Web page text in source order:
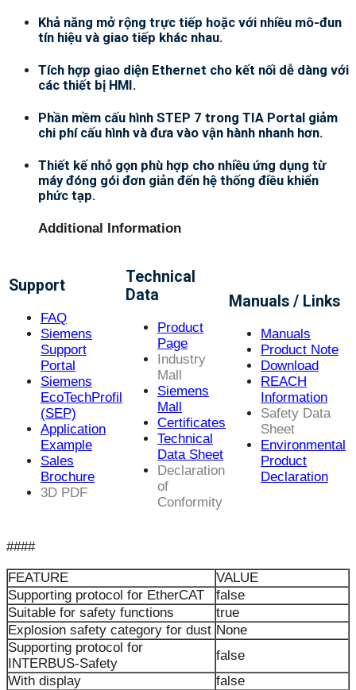
Khả năng mở rộng trực tiếp hoặc với nhiều mô-đun
tín hiệu và giao tiếp khác nhau.
Tích hợp giao diện Ethernet cho kết nối dễ dàng với
các thiết bị HMI.
Phần mềm cấu hình STEP 7 trong TIA Portal giảm
chi phí cấu hình và đưa vào vận hành nhanh hơn.
Thiết kế nhỏ gọn phù hợp cho nhiều ứng dụng từ
máy đóng gói đơn giản đến hệ thống điều khiển
phức tạp.
Additional Information
Support
FAQ
Siemens
Support
Portal
Siemens
EcoTechProfil
(SEP)
Application
Example
Sales
Brochure
3D PDF
Technical
Data
Product
Page
Industry
Mall
Siemens
Mall
Certificates
Technical
Data Sheet
Declaration
of
Conformity
Manuals / Links
Manuals
Product Note
Download
REACH
Information
Safety Data
Sheet
Environmental
Product
Declaration
####
FEATURE
VALUE
Supporting protocol for EtherCAT
false
Suitable for safety functions
true
Explosion safety category for dust None
Supporting protocol for
INTERBUS-Safety
false
With display
false